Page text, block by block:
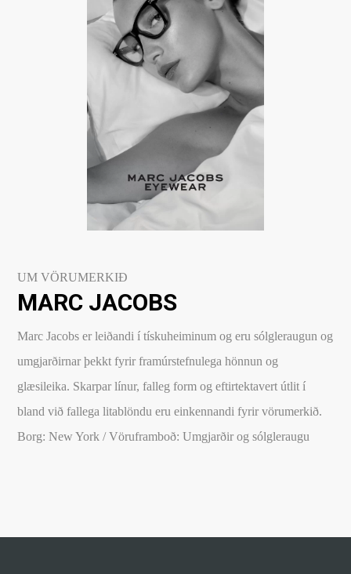
UM VÖRUMERKIÐ
MARC JACOBS
Marc Jacobs er leiðandi í tískuheiminum og eru sólgleraugun og
umgjarðirnar þekkt fyrir framúrstefnulega hönnun og
glæsileika. Skarpar línur, falleg form og eftirtektavert útlit í
bland við fallega litablöndu eru einkennandi fyrir vörumerkið.
Borg: New York / Vöruframboð: Umgjarðir og sólgleraugu